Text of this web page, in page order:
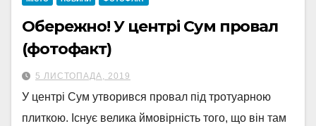
Обережно! У центрі Сум провал
(фотофакт)
5 ЛИСТОПАДА, 2019
У центрі Сум утворився провал під тротуарною
плиткою. Існує велика ймовірність того, що він там